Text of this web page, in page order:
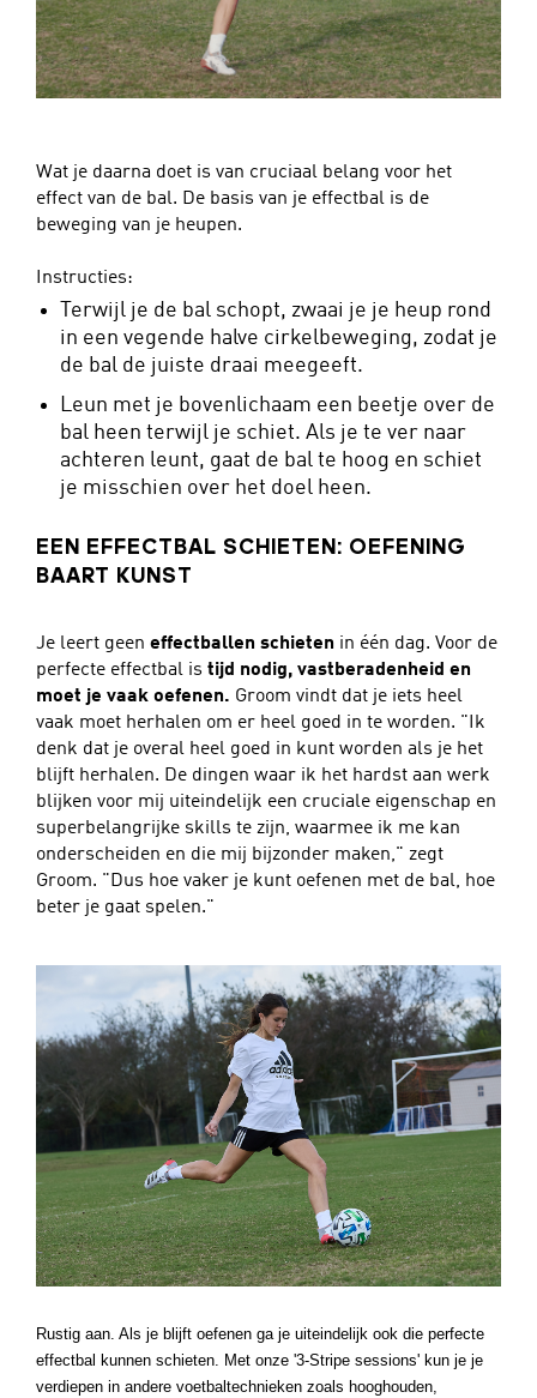
Wat je daarna doet is van cruciaal belang voor het
effect van de bal. De basis van je effectbal is de
beweging van je heupen.
Instructies:
Terwijl je de bal schopt, zwaai je je heup rond
in een vegende halve cirkelbeweging, zodat je
de bal de juiste draai meegeeft.
Leun met je bovenlichaam een beetje over de
bal heen terwijl je schiet. Als je te ver naar
achteren leunt, gaat de bal te hoog en schiet
je misschien over het doel heen.
EEN EFFECTBAL SCHIETEN: OEFENING
BAART KUNST
Je leert geen effectballen schieten in één dag. Voor de
perfecte effectbal is tijd nodig, vastberadenheid en
moet je vaak oefenen. Groom vindt dat je iets heel
vaak moet herhalen om er heel goed in te worden. "Ik
denk dat je overal heel goed in kunt worden als je het
blijft herhalen. De dingen waar ik het hardst aan werk
blijken voor mij uiteindelijk een cruciale eigenschap en
superbelangrijke skills te zijn, waarmee ik me kan
onderscheiden en die mij bijzonder maken," zegt
Groom. "Dus hoe vaker je kunt oefenen met de bal, hoe
beter je gaat spelen."
Rustig aan. Als je blijft oefenen ga je uiteindelijk ook die perfecte
effectbal kunnen schieten. Met onze '3-Stripe sessions' kun je je
verdiepen in andere voetbaltechnieken zoals hooghouden,